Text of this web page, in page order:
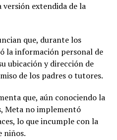
versión extendida de la
que, durante los
la información personal de
ubicación y dirección de
de los padres o tutores.
que, aún conociendo la
Meta no implementó
lo que incumple con la
niños.